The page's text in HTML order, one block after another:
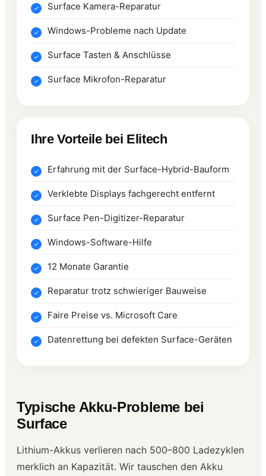
Surface Kamera-Reparatur
Windows-Probleme nach Update
Surface Tasten & Anschlüsse
Surface Mikrofon-Reparatur
Ihre Vorteile bei Elitech
Erfahrung mit der Surface-Hybrid-Bauform
Verklebte Displays fachgerecht entfernt
Surface Pen-Digitizer-Reparatur
Windows-Software-Hilfe
12 Monate Garantie
Reparatur trotz schwieriger Bauweise
Faire Preise vs. Microsoft Care
Datenrettung bei defekten Surface-Geräten
Typische Akku-Probleme bei
Surface
Lithium-Akkus verlieren nach 500–800 Ladezyklen
merklich an Kapazität. Wir tauschen den Akku